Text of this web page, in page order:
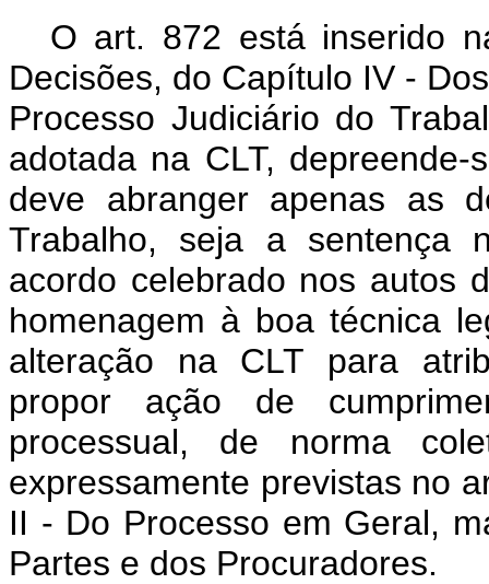
O art. 872 está inserido
Decisões, do Capítulo IV -
Processo Judiciário do
adotada na CLT,
deve abranger apenas as
Trabalho, seja a sentença
acordo celebrado nos autos
homenagem à boa técnica
alteração na CLT para
propor ação de
processual, de norma
expressamente previstas no
II - Do Processo em Geral,
Partes e dos Procuradores.